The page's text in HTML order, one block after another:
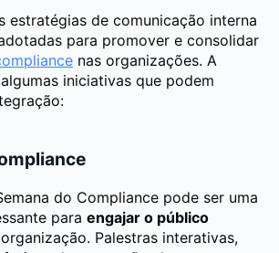
estratégias de comunicação interna
para promover e consolidar
nas organizações. A
iniciativas que podem
do Compliance pode ser uma
para engajar o público
Palestras interativas,